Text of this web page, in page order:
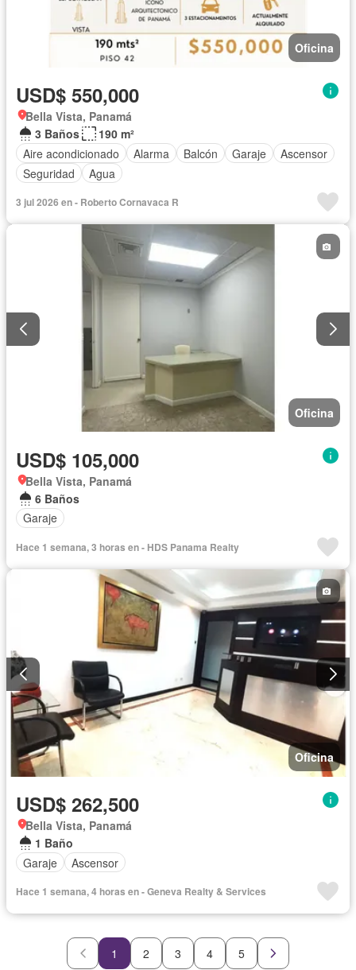
Oficina
USD$ 550,000
Bella Vista, Panamá
3 Baños
190 m²
Aire acondicionado
Alarma Balcón Garaje
Ascensor
Seguridad
Agua
3 jul 2026 en - Roberto Cornavaca R
Oficina
USD$ 105,000
Bella Vista, Panamá
6 Baños
Garaje
Hace 1 semana, 3 horas en - HDS Panama Realty
Oficina
USD$ 262,500
Bella Vista, Panamá
1 Baño
Garaje
Ascensor
Hace 1 semana, 4 horas en - Geneva Realty & Services
1 2 3 4 5